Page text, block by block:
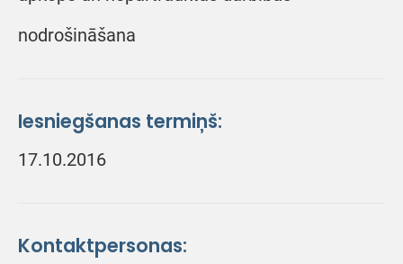
nodrošināšana
Iesniegšanas termiņš:
17.10.2016
Kontaktpersonas: